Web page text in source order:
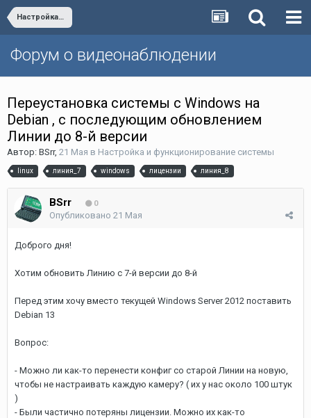
Настройка и функционирование системы
Форум о видеонаблюдении
Переустановка системы с Windows на
Debian , с последующим обновлением
Линии до 8-й версии
Автор: BSrr, 21 Мая в Настройка и функционирование системы
linux линия_7 windows лицензии линия_8
BSrr 0
Опубликовано 21 Мая
Доброго дня!
Хотим обновить Линию с 7-й версии до 8-й
Перед этим хочу вместо текущей Windows Server 2012 поставить
Debian 13
Вопрос:
- Можно ли как-то перенести конфиг со старой Линии на новую,
чтобы не настраивать каждую камеру? ( их у нас около 100 штук
)
- Были частично потеряны лицензии. Можно их как-то